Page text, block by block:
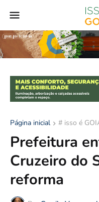
Página inicial # isso é
Prefeitura
Cruzeiro do
reforma